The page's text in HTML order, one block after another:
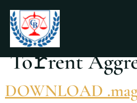
El último
To𝚛rent
DOWNLOAD